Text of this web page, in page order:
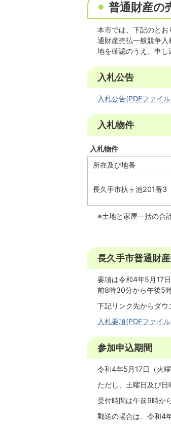
普通財産の
本市では、下記のと
通財産売払一般競争
地を確認のうえ、申し
入札公告
入札公告(PDFファイ
入札物件
入札物件
所在及び地番
長久手市杁ヶ池201番3
※土地と家屋一括の合
長久手市普通財
要項は令和4年5月17
前8時30分から午後5
下記リンク先からダウ
入札要項(PDFファイ
参加申込期間
令和4年5月17日（火
ただし、土曜日及び日
受付時間は午前9時か
郵送の場合は、令和4